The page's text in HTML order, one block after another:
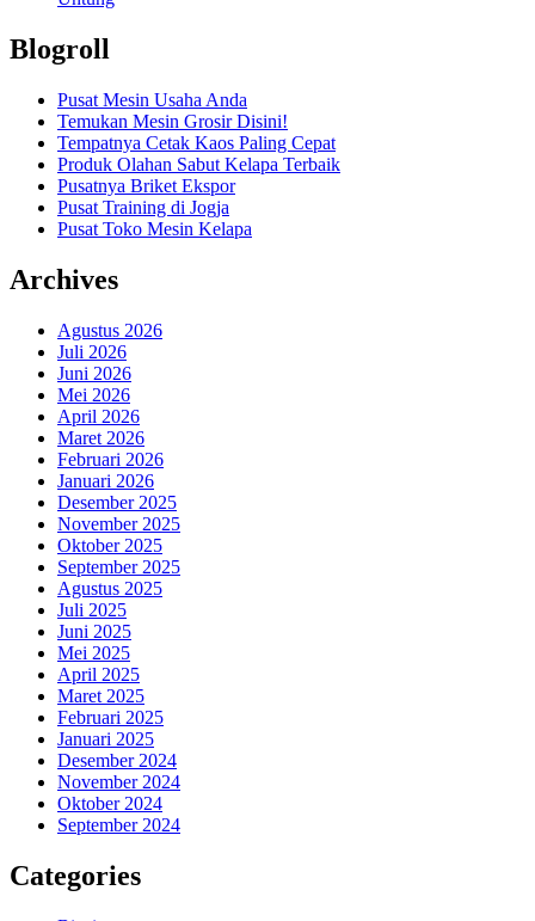
Blogroll
Pusat Mesin Usaha Anda
Temukan Mesin Grosir Disini!
Tempatnya Cetak Kaos Paling Cepat
Produk Olahan Sabut Kelapa Terbaik
Pusatnya Briket Ekspor
Pusat Training di Jogja
Pusat Toko Mesin Kelapa
Archives
Agustus 2026
Juli 2026
Juni 2026
Mei 2026
April 2026
Maret 2026
Februari 2026
Januari 2026
Desember 2025
November 2025
Oktober 2025
September 2025
Agustus 2025
Juli 2025
Juni 2025
Mei 2025
April 2025
Maret 2025
Februari 2025
Januari 2025
Desember 2024
November 2024
Oktober 2024
September 2024
Categories